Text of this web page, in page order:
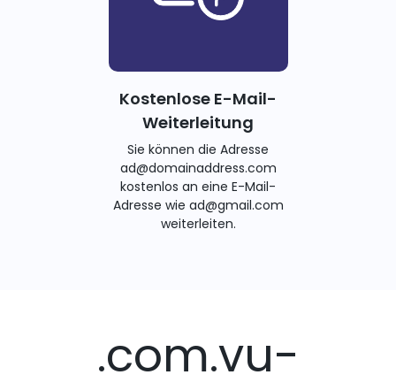
Kostenlose E-Mail-
Weiterleitung
Sie können die Adresse
ad@domainaddress.com
kostenlos an eine E-Mail-
Adresse wie ad@gmail.com
weiterleiten.
.com.vu-